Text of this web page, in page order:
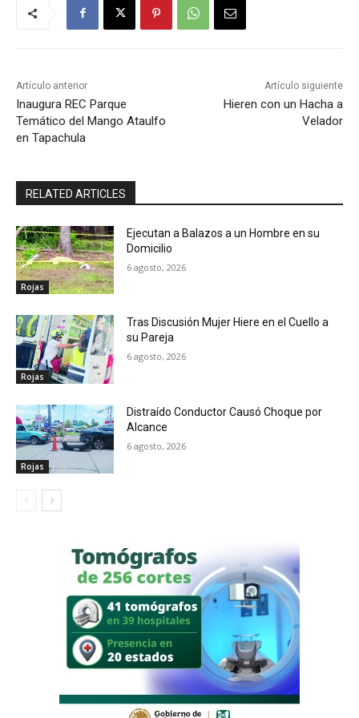
Artículo anterior
Inaugura REC Parque
Temático del Mango Ataulfo
en Tapachula
Artículo siguiente
Hieren con un Hacha a
Velador
RELATED ARTICLES
Rojas
Ejecutan a Balazos a un Hombre en su
Domicilio
6 agosto, 2026
Rojas
Tras Discusión Mujer Hiere en el Cuello a
su Pareja
6 agosto, 2026
Rojas
Distraído Conductor Causó Choque por
Alcance
6 agosto, 2026